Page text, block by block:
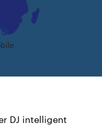
DJ intelligent